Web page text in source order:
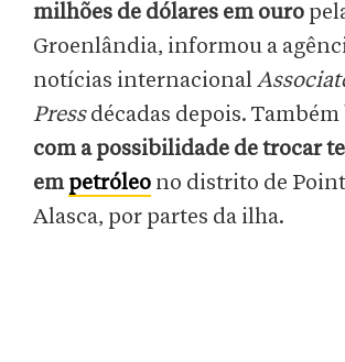
milhões de dólares em ouro
Groenlândia, informou a
notícias internacional
Pressdécadas depois. Também
com a possibilidade de trocar
empetróleo no distrito de
Alasca, por partes da ilha.